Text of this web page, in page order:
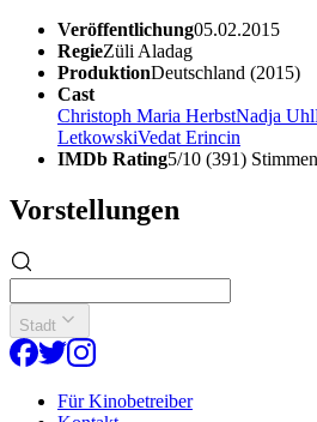
Veröffentlichung05.02.2015
RegieZüli Aladag
ProduktionDeutschland (2015)
Cast
Christoph Maria HerbstNadja Uhl
LetkowskiVedat Erincin
IMDb Rating5/10 (391) Stimmen
Vorstellungen
Stadt
Für Kinobetreiber